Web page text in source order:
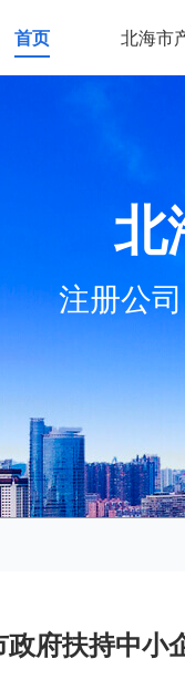
首页 北海市
北
注册公
府扶持中小